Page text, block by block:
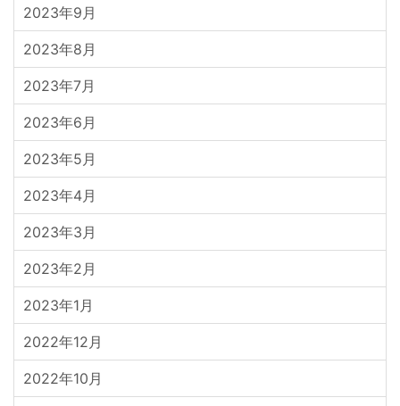
2023年9月
2023年8月
2023年7月
2023年6月
2023年5月
2023年4月
2023年3月
2023年2月
2023年1月
2022年12月
2022年10月